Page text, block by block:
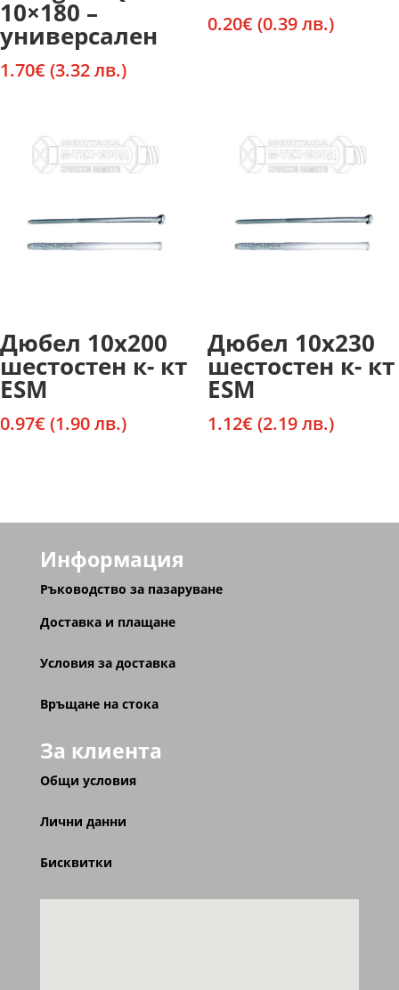
10×180 –
универсален
1.70€ (3.32 лв.)
0.20€ (0.39 лв.)
Дюбел 10х200
шестостен к- кт
ESM
0.97€ (1.90 лв.)
Дюбел 10х230
шестостен к- кт
ESM
1.12€ (2.19 лв.)
Информация
Ръководство за пазаруване
Доставка и плащане
Условия за доставка
Връщане на стока
За клиента
Общи условия
Лични данни
Бисквитки